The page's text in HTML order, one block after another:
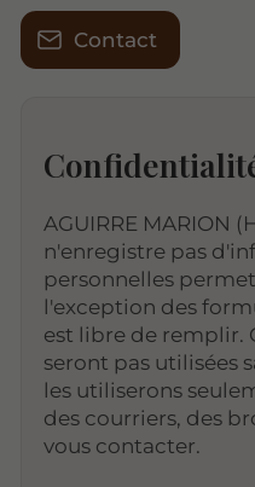
Contact
AGUIRRE MARION
n'enregistre pas
personnelles
l'exception des
est libre de remplir.
seront pas utilisées
les utiliserons
des courriers, des
vous contacter.